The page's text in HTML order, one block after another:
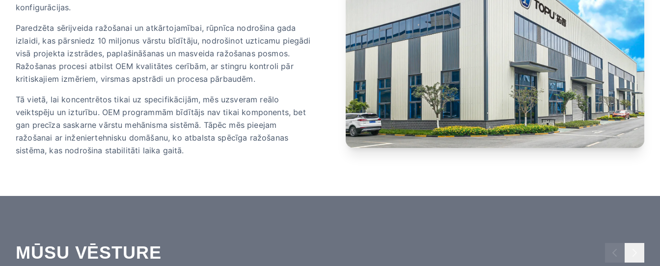
konfigurācijas.
Paredzēta sērijveida ražošanai un atkārtojamībai, rūpnīca nodrošina gada
izlaidi, kas pārsniedz 10 miljonus vārstu bīdītāju, nodrošinot uzticamu piegādi
visā projekta izstrādes, paplašināšanas un masveida ražošanas posmos.
Ražošanas procesi atbilst OEM kvalitātes cerībām, ar stingru kontroli pār
kritiskajiem izmēriem, virsmas apstrādi un procesa pārbaudēm.
Tā vietā, lai koncentrētos tikai uz specifikācijām, mēs uzsveram reālo
veiktspēju un izturību. OEM programmām bīdītājs nav tikai komponents, bet
gan precīza saskarne vārstu mehānisma sistēmā. Tāpēc mēs pieejam
ražošanai ar inženiertehnisku domāšanu, ko atbalsta spēcīga ražošanas
sistēma, kas nodrošina stabilitāti laika gaitā.
MŪSU VĒSTURE